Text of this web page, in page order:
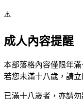
⚠️
成人內容提醒
本部落格內容僅限年滿
若您未滿十八歲，請立
已滿十八歲者，亦請